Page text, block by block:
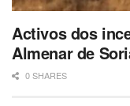
Activos dos
Almenar de
0 SHARES